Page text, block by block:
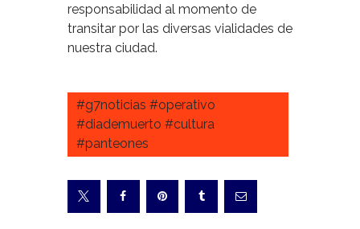
responsabilidad al momento de
transitar por las diversas vialidades de
nuestra ciudad.
#g7noticias #operativo
#diademuerto #cultura
#panteones